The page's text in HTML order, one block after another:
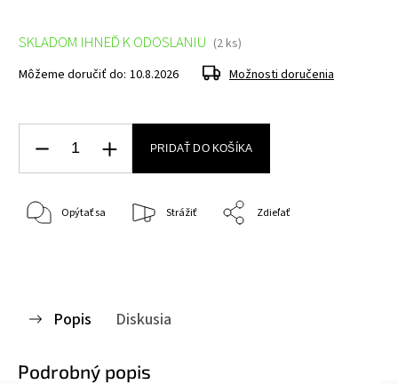
SKLADOM IHNEĎ K ODOSLANIU (2 ks)
Môžeme doručiť do: 10.8.2026 Možnosti doručenia
PRIDAŤ DO KOŠÍKA
Opýtať sa Strážiť Zdieľať
Popis Diskusia
Podrobný popis